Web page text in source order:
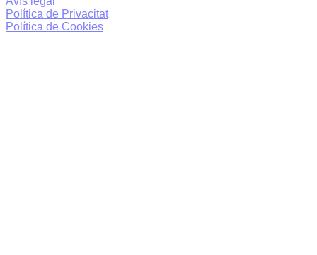
Política de Privacitat
Política de Cookies